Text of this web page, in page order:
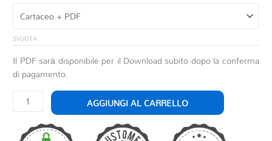
SVUOTA
Il PDF sarà disponibile per il Download subito dopo la conferma
di pagamento.
SONG
FOR
YOU
AGGIUNGI AL CARRELLO